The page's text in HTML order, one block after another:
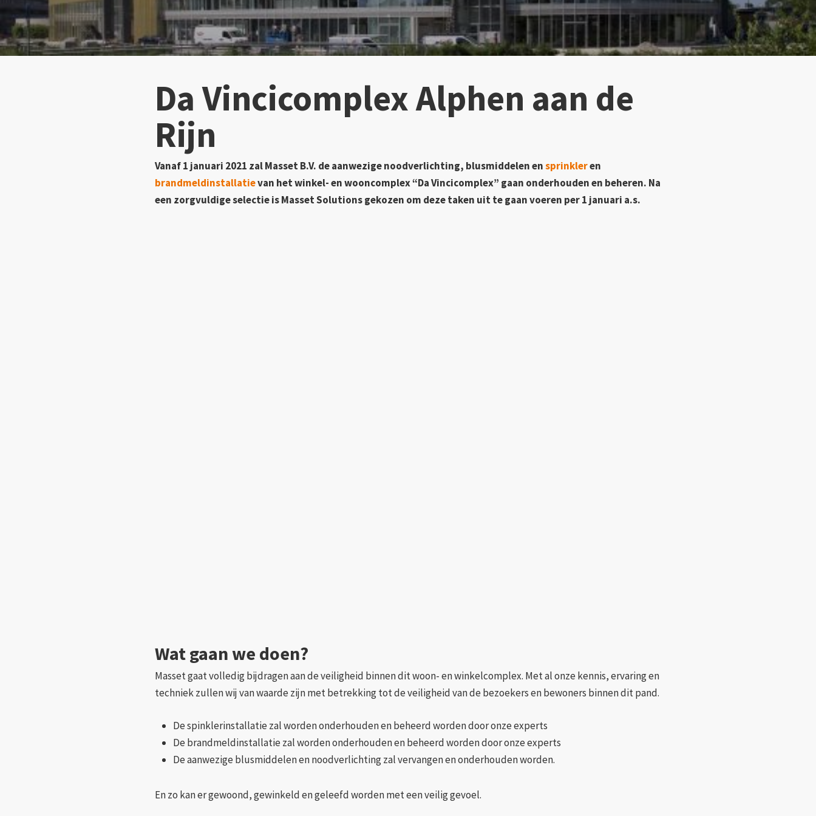
Da Vincicomplex Alphen aan de
Rijn
Vanaf 1 januari 2021 zal Masset B.V. de aanwezige noodverlichting, blusmiddelen ensprinkleren
brandmeldinstallatievan het winkel- en wooncomplex “Da Vincicomplex” gaan onderhouden en beheren. Na
een zorgvuldige selectie is MassetSolutions gekozen om deze taken uit te gaan voeren per 1 januari a.s.
Wat gaan we doen?
Masset gaat volledig bijdragen aan de veiligheid binnen dit woon- en winkelcomplex. Met al onze kennis, ervaring en
techniek zullen wij van waarde zijn met betrekking tot de veiligheid van de bezoekers en bewoners binnen dit pand.
De spinklerinstallatie zal worden onderhouden en beheerd worden door onze experts
De brandmeldinstallatie zal worden onderhouden en beheerd worden door onze experts
De aanwezige blusmiddelen en noodverlichting zal vervangen en onderhouden worden.
En zo kan er gewoond, gewinkeld en geleefd worden met een veilig gevoel.